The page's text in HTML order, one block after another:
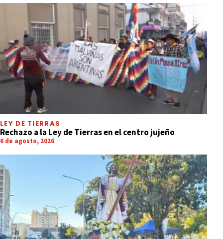
LEY DE TIERRAS
Rechazo a la Ley de Tierras en el centro jujeño
6 de agosto, 2026